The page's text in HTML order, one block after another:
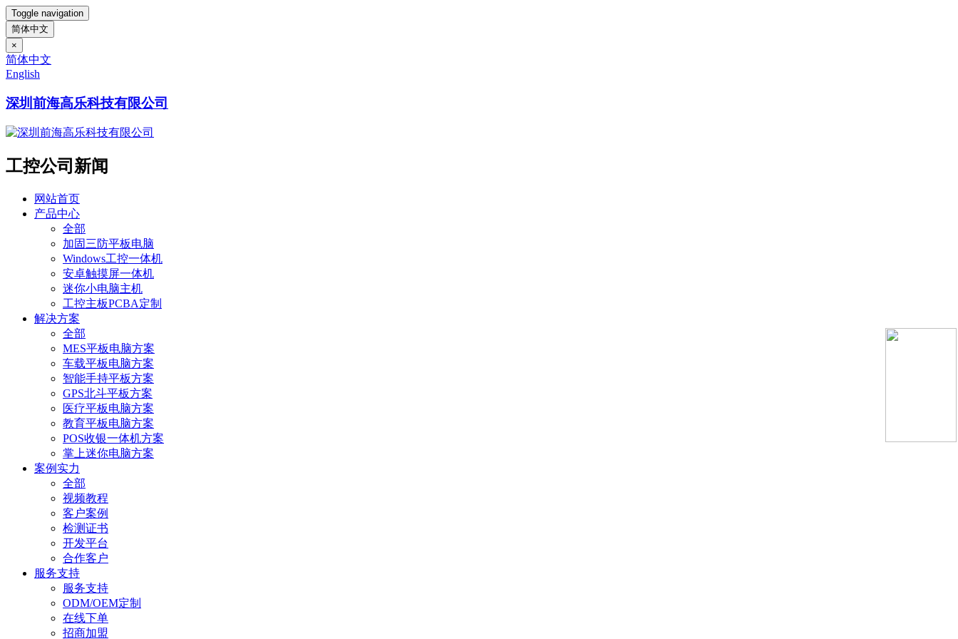
Toggle navigation
简体中文
×
简体中文
English
深圳前海高乐科技有限公司
工控公司新闻
网站首页
产品中心
全部
加固三防平板电脑
Windows工控一体机
安卓触摸屏一体机
迷你小电脑主机
工控主板PCBA定制
解决方案
全部
MES平板电脑方案
车载平板电脑方案
智能手持平板方案
GPS北斗平板方案
医疗平板电脑方案
教育平板电脑方案
POS收银一体机方案
掌上迷你电脑方案
案例实力
全部
视频教程
客户案例
检测证书
开发平台
合作客户
服务支持
服务支持
ODM/OEM定制
在线下单
招商加盟